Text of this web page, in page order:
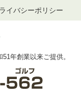
イバシーポリシー
年創業以来ご提供。